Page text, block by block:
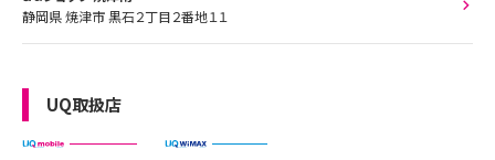
静岡県 焼津市 黒石２丁目２番地１１
UQ取扱店